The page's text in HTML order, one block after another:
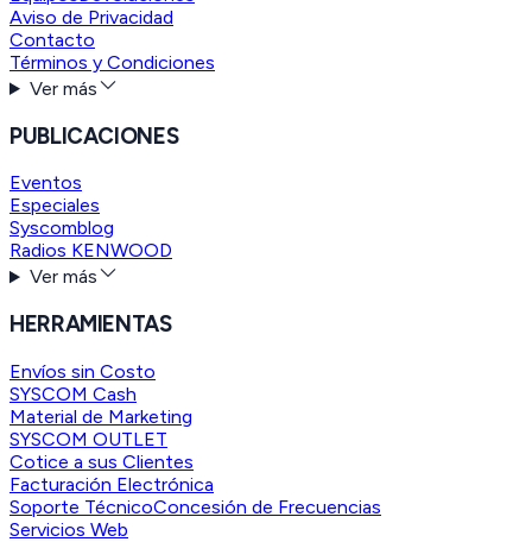
Aviso de Privacidad
Contacto
Términos y Condiciones
Ver más
PUBLICACIONES
Eventos
Especiales
Syscomblog
Radios KENWOOD
Ver más
HERRAMIENTAS
Envíos sin Costo
SYSCOM Cash
Material de Marketing
SYSCOM OUTLET
Cotice a sus Clientes
Facturación Electrónica
Soporte TécnicoConcesión de Frecuencias
Servicios Web